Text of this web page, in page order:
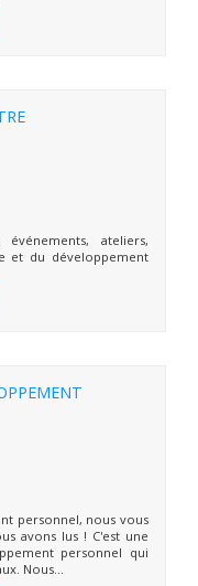
ateliers,
et du développement
personnel, nous vous
avons lus ! C'est une
personnel qui
Nous...